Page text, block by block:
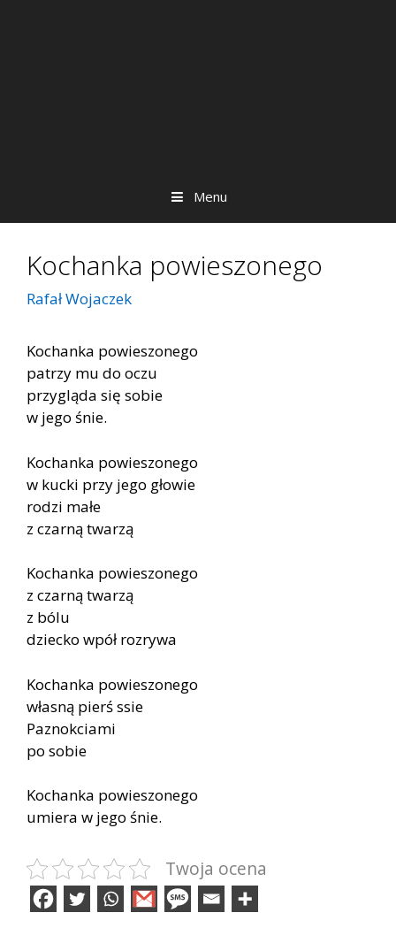
Menu
Kochanka powieszonego
Rafał Wojaczek
Kochanka powieszonego
patrzy mu do oczu
przygląda się sobie
w jego śnie.
Kochanka powieszonego
w kucki przy jego głowie
rodzi małe
z czarną twarzą
Kochanka powieszonego
z czarną twarzą
z bólu
dziecko wpół rozrywa
Kochanka powieszonego
własną pierś ssie
Paznokciami
po sobie
Kochanka powieszonego
umiera w jego śnie.
Twoja ocena